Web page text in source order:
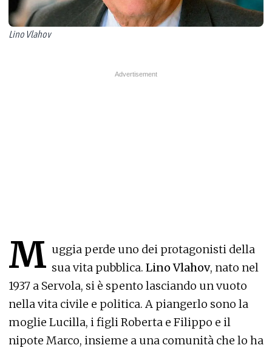
Lino Vlahov
M uggia perde uno dei protagonisti della
sua vita pubblica. Lino Vlahov, nato nel
1937 a Servola, si è spento lasciando un vuoto
nella vita civile e politica. A piangerlo sono la
moglie Lucilla, i figli Roberta e Filippo e il
nipote Marco, insieme a una comunità che lo ha